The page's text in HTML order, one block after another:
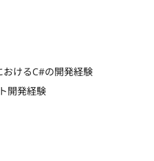
けるC#の開発経験
開発経験